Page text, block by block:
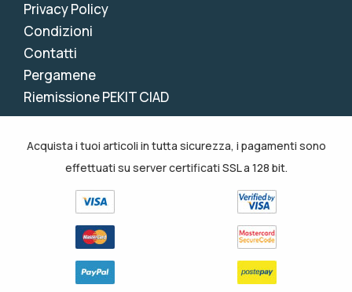
Privacy Policy
Condizioni
Contatti
Pergamene
Riemissione PEKIT CIAD
Acquista i tuoi articoli in tutta sicurezza, i pagamenti sono
effettuati su server certificati SSL a 128 bit.